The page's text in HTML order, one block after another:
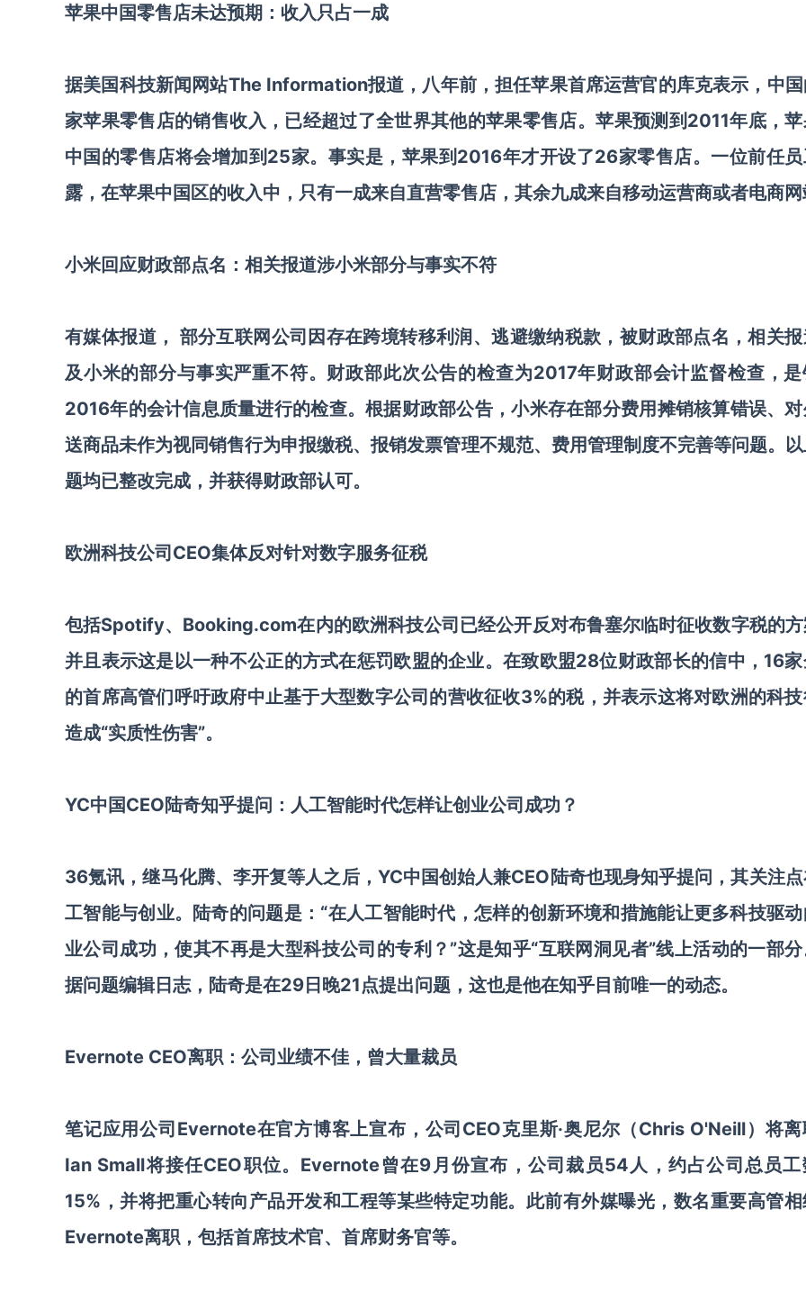
苹果中国零售店未达预期：收入只占一成
据美国科技新闻网站The Information报道，八年前，担任苹果首席运营官的库克表示，中国
家苹果零售店的销售收入，已经超过了全世界其他的苹果零售店。苹果预测到2011年底，
中国的零售店将会增加到25家。事实是，苹果到2016年才开设了26家零售店。一位前任
露，在苹果中国区的收入中，只有一成来自直营零售店，其余九成来自移动运营商或者电商网
小米回应财政部点名：相关报道涉小米部分与事实不符
有媒体报道， 部分互联网公司因存在跨境转移利润、逃避缴纳税款，被财政部点名，相关
及小米的部分与事实严重不符。财政部此次公告的检查为2017年财政部会计监督检查，
2016年的会计信息质量进行的检查。根据财政部公告，小米存在部分费用摊销核算错误、
送商品未作为视同销售行为申报缴税、报销发票管理不规范、费用管理制度不完善等问题。
题均已整改完成，并获得财政部认可。
欧洲科技公司CEO集体反对针对数字服务征税
包括Spotify、Booking.com在内的欧洲科技公司已经公开反对布鲁塞尔临时征收数字税的方
并且表示这是以一种不公正的方式在惩罚欧盟的企业。在致欧盟28位财政部长的信中，16
的首席高管们呼吁政府中止基于大型数字公司的营收征收3%的税，并表示这将对欧洲的科
造成“实质性伤害”。
YC中国CEO陆奇知乎提问：人工智能时代怎样让创业公司成功？
36氪讯，继马化腾、李开复等人之后，YC中国创始人兼CEO陆奇也现身知乎提问，其关注点
工智能与创业。陆奇的问题是：“在人工智能时代，怎样的创新环境和措施能让更多科技驱动
业公司成功，使其不再是大型科技公司的专利？”这是知乎“互联网洞见者”线上活动的一部
据问题编辑日志，陆奇是在29日晚21点提出问题，这也是他在知乎目前唯一的动态。
Evernote CEO离职：公司业绩不佳，曾大量裁员
笔记应用公司Evernote在官方博客上宣布，公司CEO克里斯·奥尼尔（Chris O'Neill）将离
Ian Small将接任CEO职位。Evernote曾在9月份宣布，公司裁员54人，约占公司总员工
15%，并将把重心转向产品开发和工程等某些特定功能。此前有外媒曝光，数名重要高管相
Evernote离职，包括首席技术官、首席财务官等。